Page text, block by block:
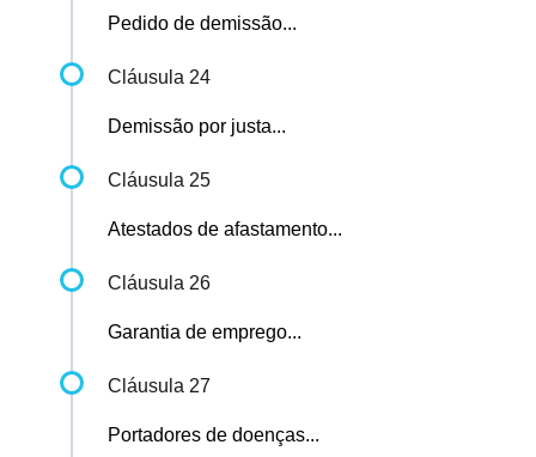
Pedido de demissão...
Cláusula 24
Demissão por justa...
Cláusula 25
Atestados de afastamento...
Cláusula 26
Garantia de emprego...
Cláusula 27
Portadores de doenças...